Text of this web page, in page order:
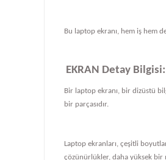
Bu laptop ekranı, hem iş hem
EKRAN Detay Bilgisi:
Bir laptop ekranı, bir dizüstü
bir parçasıdır.
Laptop ekranları, çeşitli
çözünürlükler, daha yüksek bir